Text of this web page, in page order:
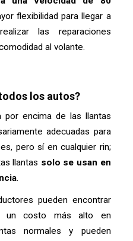
flexibilidad para llegar a
las reparaciones
al volante.
los autos?
encima de las llantas
adecuadas para
pero sí en cualquier rin;
llantas solo se usan en
.
pueden encontrar
un costo más alto en
normales y pueden